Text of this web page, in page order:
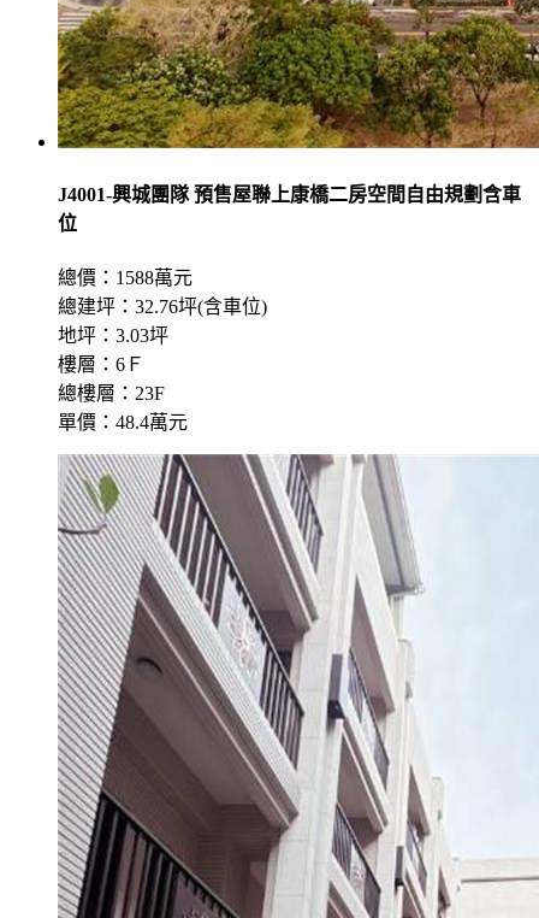
J4001-興城團隊 預售屋聯上康橋二房空間自由規劃含車
位
總價：1588萬元
總建坪：32.76坪(含車位)
地坪：3.03坪
樓層：6Ｆ
總樓層：23F
單價：48.4萬元